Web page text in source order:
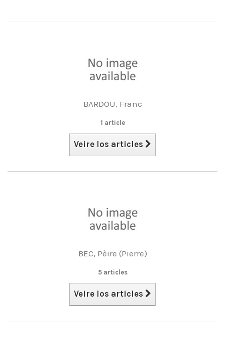
BARDOU, Franc
1 article
Veire los articles
BEC, Pèire (Pierre)
5 articles
Veire los articles